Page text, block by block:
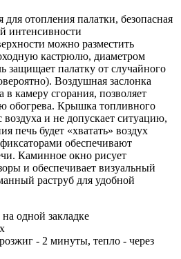
отопления палатки, безопасная
интенсивности
можно разместить
кастрюлю, диаметром
защищает палатку от случайного
Воздушная заслонка
в камеру сгорания, позволяет
обогрева. Крышка топливного
воздуха и не допускает ситуацию,
печь будет «хватать» воздух
обеспечивают
Каминное окно рисует
и обеспечивает визуальный
раструб для удобной
одной закладке
- 2 минуты, тепло - через